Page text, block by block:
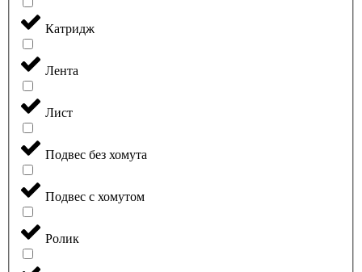
Катридж
Лента
Лист
Подвес без хомута
Подвес с хомутом
Ролик